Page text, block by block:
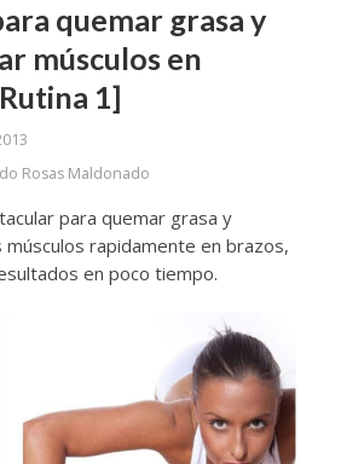
quemar grasa y
músculos en
1]
Rosas Maldonado
para quemar grasa y
rapidamente en brazos,
en poco tiempo.